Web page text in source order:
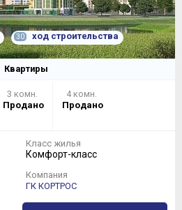
30 ход строительства
Квартиры
3 комн.
Продано
4 комн.
Продано
Класс жилья
Комфорт-класс
Компания
ГК КОРТРОС